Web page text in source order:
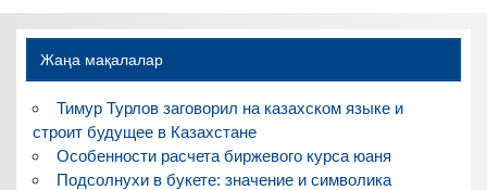
Жаңа мақалалар
Тимур Турлов заговорил на казахском языке и
строит будущее в Казахстане
Особенности расчета биржевого курса юаня
Подсолнухи в букете: значение и символика